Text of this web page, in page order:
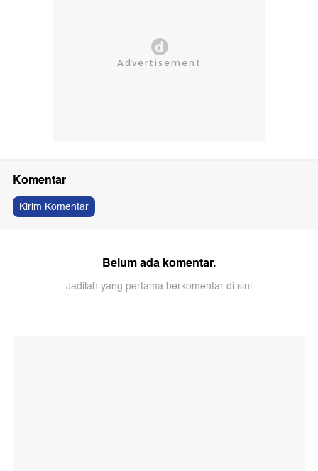
Komentar
Kirim Komentar
Belum ada komentar.
Jadilah yang pertama berkomentar di sini